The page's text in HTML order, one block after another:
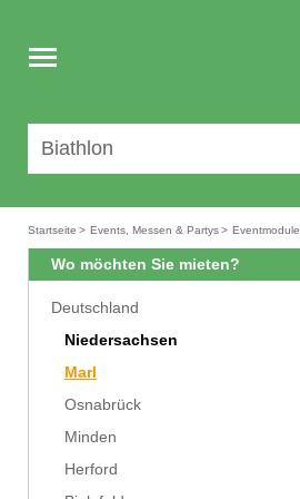
Toggle
navigation
Startseite > Events, Messen & Partys> Eventmodule
Wo möchten Sie mieten?
Deutschland
Niedersachsen
Marl
Osnabrück
Minden
Herford